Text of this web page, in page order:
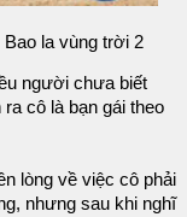
Bao la vùng trời 2
người chưa biết
cô là bạn gái theo
lòng về việc cô phải
nhưng sau khi nghĩ